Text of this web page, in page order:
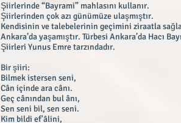
Şiirlerinde “Bayrami” mahlasını kullanır.
Şiirlerinden çok azı günümüze ulaşmıştır.
Kendisinin ve talebelerinin geçimini ziraatla
Ankara’da yaşamıştır. Türbesi Ankara’da Hacı
Şiirleri Yunus Emre tarzındadır.
Bir şiiri:
Bilmek istersen seni,
Cân içinde ara cânı.
Geç cânından bul ânı,
Sen seni bil, sen seni.
Kim bildi ef'âlini,